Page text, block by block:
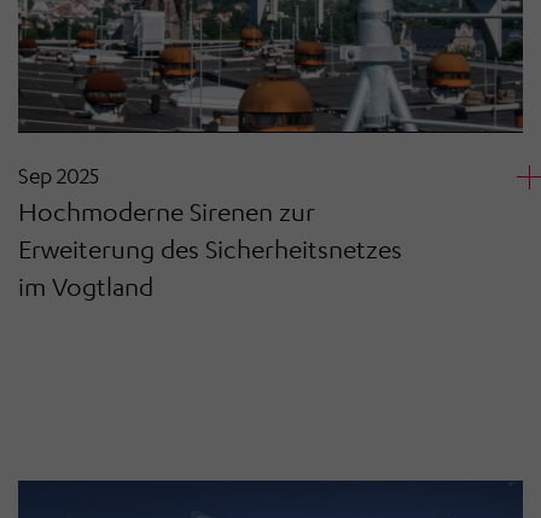
Sep 2025
Hochmoderne Sirenen zur
Erweiterung des Sicherheitsnetzes
im Vogtland